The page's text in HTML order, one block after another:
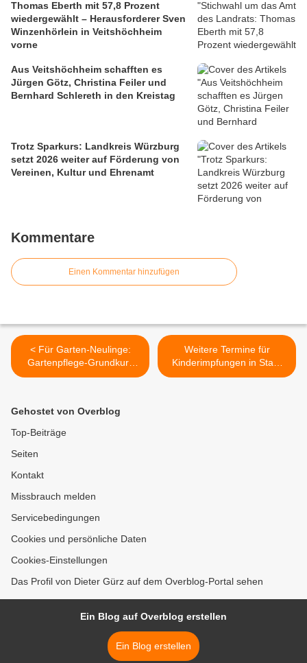
Thomas Eberth mit 57,8 Prozent
wiedergewählt – Herausforderer Sven
Winzenhörlein in Veitshöchheim
vorne
Aus Veitshöchheim schafften es
Jürgen Götz, Christina Feiler und
Bernhard Schlereth in den Kreistag
Trotz Sparkurs: Landkreis Würzburg
setzt 2026 weiter auf Förderung von
Vereinen, Kultur und Ehrenamt
Kommentare
Einen Kommentar hinzufügen
< Für Garten-Neulinge:
Gartenpflege-Grundkurs
der Kreisfachberaterin
Weitere Termine für
Kinderimpfungen in Stadt
und Landkreis Würzburg
Gehostet von Overblog
Top-Beiträge
Seiten
Kontakt
Missbrauch melden
Servicebedingungen
Cookies und persönliche Daten
Cookies-Einstellungen
Das Profil von Dieter Gürz auf dem Overblog-Portal sehen
Ein Blog auf Overblog erstellen
Ein Blog erstellen